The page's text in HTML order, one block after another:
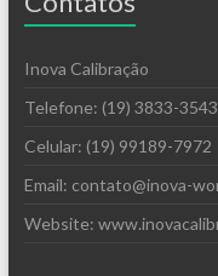
Inova Calibração
Telefone: (19) 3833-3543
Celular: (19) 99189-7972
Email: contato@inova-
Website: